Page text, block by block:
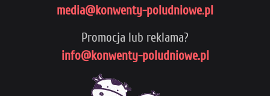
media@konwenty-poludniowe.pl
Promocja lub reklama?
info@konwenty-poludniowe.pl